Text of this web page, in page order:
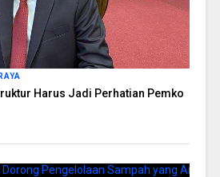
Harus Jadi Perhatian Pemko